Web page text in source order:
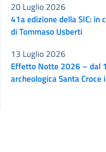
41a edizione della SIC: in
di Tommaso Usberti
20 Luglio 2026
Effetto Notte 2026 – dal
archeologica Santa Croce
13 Luglio 2026